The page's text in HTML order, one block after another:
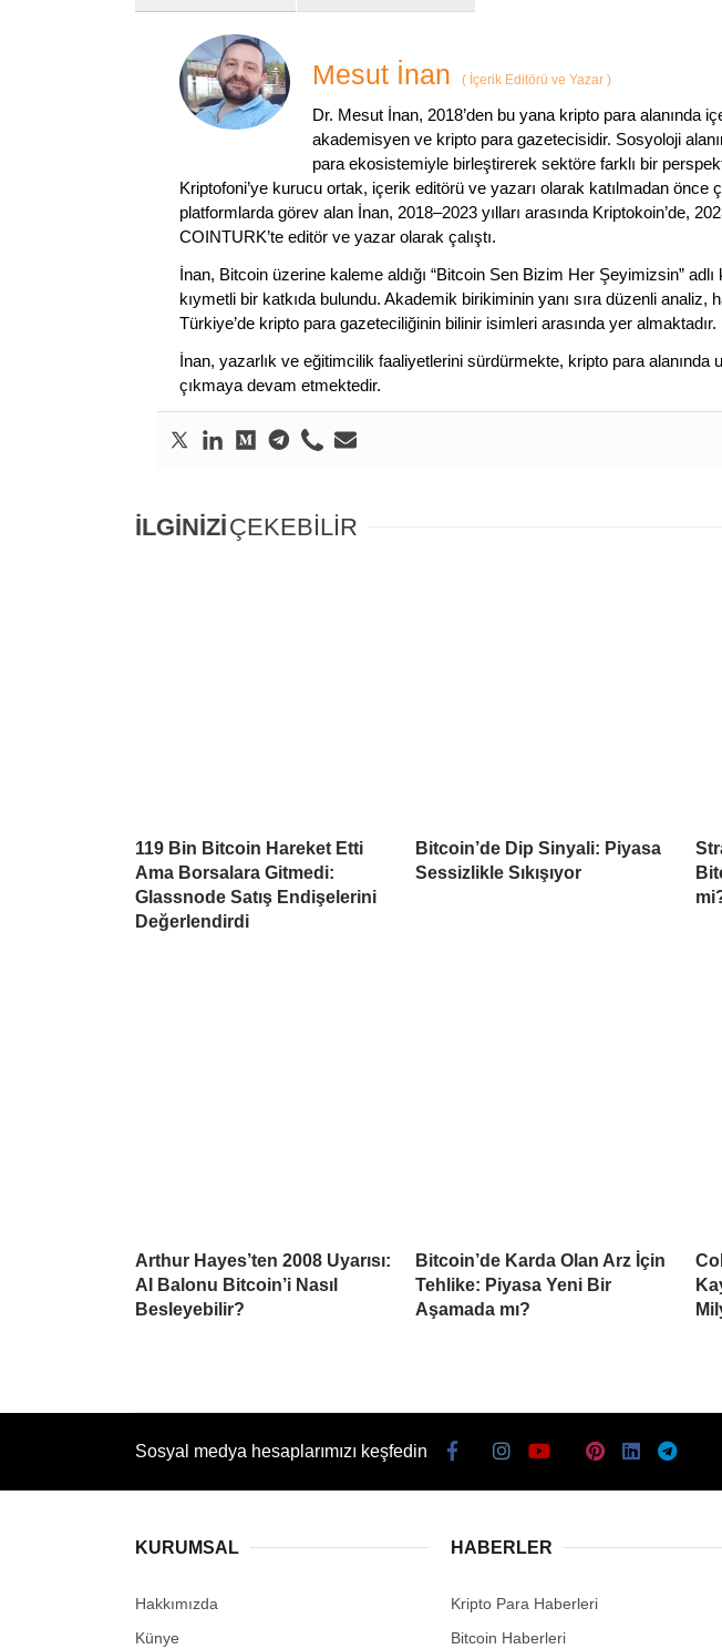
Mesut İnan ( İçerik Editörü ve Yazar )
Dr. Mesut İnan, 2018’den bu yana kripto para alanında
akademisyen ve kripto para gazetecisidir. Sosyoloji
para ekosistemiyle birleştirerek sektöre farklı bir
Kriptofoni’ye kurucu ortak, içerik editörü ve yazarı olarak katılmadan önce
platformlarda görev alan İnan, 2018–2023 yılları arasında Kriptokoin’de,
COINTURK’te editör ve yazar olarak çalıştı.
İnan, Bitcoin üzerine kaleme aldığı “Bitcoin Sen Bizim Her Şeyimizsin”
kıymetli bir katkıda bulundu. Akademik birikiminin yanı sıra düzenli analiz,
Türkiye’de kripto para gazeteciliğinin bilinir isimleri arasında yer almaktadır.
İnan, yazarlık ve eğitimcilik faaliyetlerini sürdürmekte, kripto para alanında
çıkmaya devam etmektedir.
İLGİNİZİÇEKEBİLİR
119 Bin Bitcoin Hareket Etti
Ama Borsalara Gitmedi:
Glassnode Satış Endişelerini
Değerlendirdi
Bitcoin’de Dip Sinyali: Piyasa
Sessizlikle Sıkışıyor
Arthur Hayes’ten 2008 Uyarısı:
AI Balonu Bitcoin’i Nasıl
Besleyebilir?
Bitcoin’de Karda Olan Arz İçin
Tehlike: Piyasa Yeni Bir
Aşamada mı?
Sosyal medya hesaplarımızı keşfedin
KURUMSAL
Hakkımızda
Künye
HABERLER
Kripto Para Haberleri
Bitcoin Haberleri